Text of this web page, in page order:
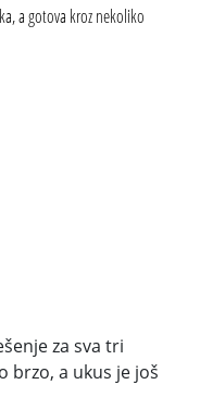
za sva tri
brzo, a ukus je još